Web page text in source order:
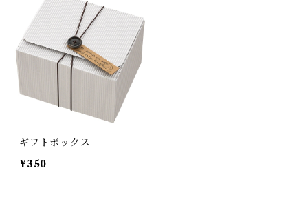
ギフトボックス
¥350